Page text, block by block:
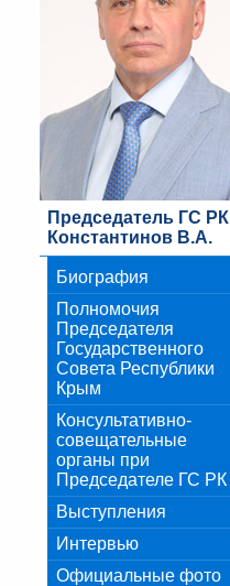
Председатель ГС РК
Константинов В.А.
Биография
Полномочия
Председателя
Государственного
Совета Республики
Крым
Консультативно-
совещательные
органы при
Председателе ГС РК
Выступления
Интервью
Официальные фото